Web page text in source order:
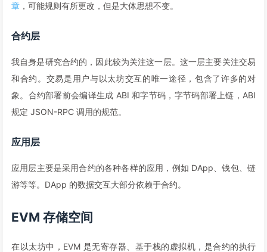
章 ，可能规则有所更改，但是大体思想不变。
合约层
我自身是研究合约的，因此较为关注这一层。这一层主要关注交易
和合约。交易是用户与以太坊交互的唯一途径，包含了许多的对
象。合约部署前会编译生成 ABI 和字节码，字节码部署上链，ABI
规定 JSON-RPC 调用的规范。
应用层
应用层主要是采用合约的各种各样的应用，例如 DApp、钱包、链
游等等。DApp 的数据交互大部分依赖于合约。
EVM 存储空间
在以太坊中，EVM 是无寄存器、基于栈的虚拟机，是合约的执行